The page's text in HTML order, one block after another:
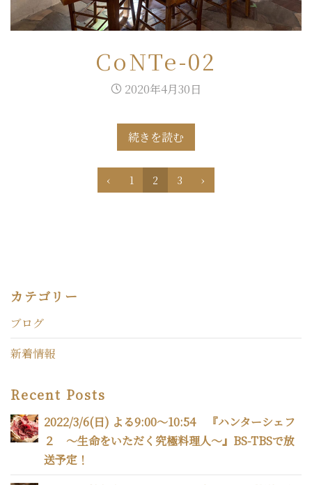
CoNTe-02
2020年4月30日
続きを読む
‹ 1 2 3 ›
カテゴリー
ブログ
新着情報
Recent Posts
2022/3/6(日) よる9:00～10:54 『ハンターシェフ
２ 〜生命をいただく究極料理人〜』BS-TBSで放
送予定！